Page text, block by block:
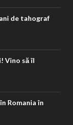
de tahograf
Vino să îl
Romania în